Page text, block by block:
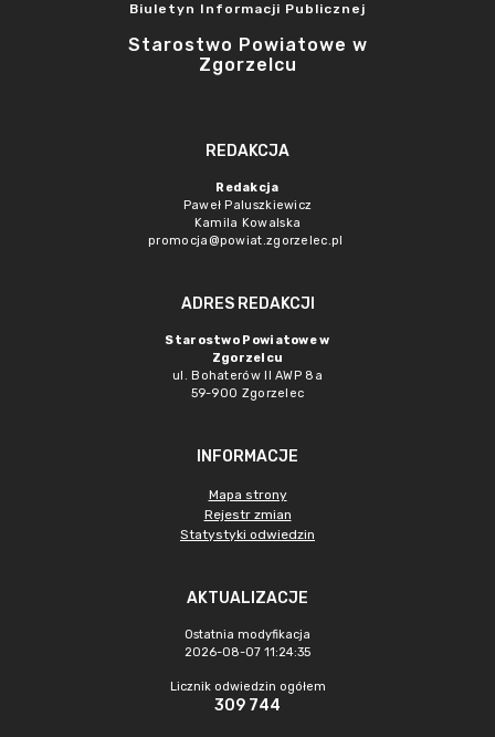
Biuletyn Informacji Publicznej
Starostwo Powiatowe w
Zgorzelcu
REDAKCJA
Redakcja
Paweł Paluszkiewicz
Kamila Kowalska
promocja@powiat.zgorzelec.pl
ADRES REDAKCJI
Starostwo Powiatowe w
Zgorzelcu
ul. Bohaterów II AWP 8a
59-900 Zgorzelec
INFORMACJE
Mapa strony
Rejestr zmian
Statystyki odwiedzin
AKTUALIZACJE
Ostatnia modyfikacja
2026-08-07 11:24:35
Licznik odwiedzin ogółem
309 744